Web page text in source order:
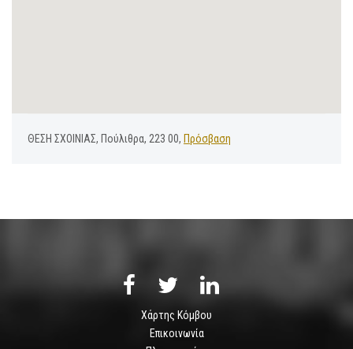
ΘΕΣΗ ΣΧΟΙΝΙΑΣ, Πούλιθρα, 223 00, Πρόσβαση
Χάρτης Κόμβου
Επικοινωνία